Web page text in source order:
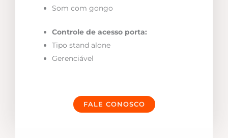
Som com gongo
Controle de acesso porta:
Tipo stand alone
Gerenciável
FALE CONOSCO